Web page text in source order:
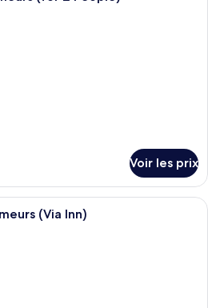
Voir les prix
Une chambre d’hôtel avec un lit, un
(Via Inn)